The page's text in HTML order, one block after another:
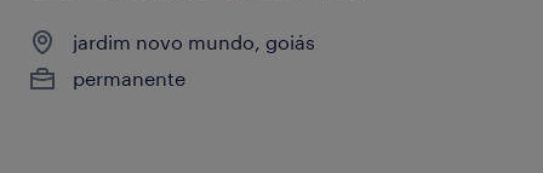
jardim novo mundo, goiás
permanente